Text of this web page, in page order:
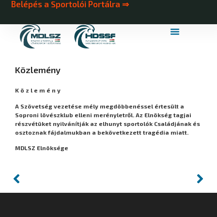
Belépés a Sportolói Portálra ⇒
Közlemény
K ö z l e m é n y
A Szövetség vezetése mély megdöbbenéssel értesült a
Soproni lövészklub elleni merényletről. Az Elnökség tagjai
részvétüket nyilvánítják az elhunyt sportolók Családjának és
osztoznak fájdalmukban a bekövetkezett tragédia miatt.
MDLSZ Elnöksége